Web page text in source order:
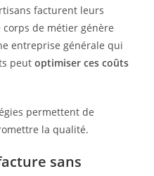
facturent leurs
de métier génère
entreprise générale qui
peutoptimiser ces coûts
permettent de
la qualité.
sans